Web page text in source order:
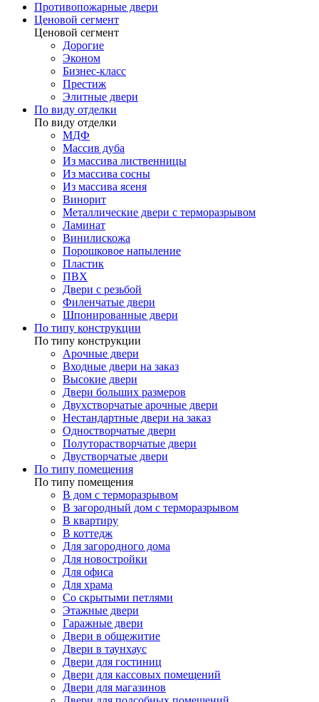
Противопожарные двери
Ценовой сегмент
Ценовой сегмент
Дорогие
Эконом
Бизнес-класс
Престиж
Элитные двери
По виду отделки
По виду отделки
МДФ
Массив дуба
Из массива лиственницы
Из массива сосны
Из массива ясеня
Винорит
Металлические двери с терморазрывом
Ламинат
Винилискожа
Порошковое напыление
Пластик
ПВХ
Двери с резьбой
Филенчатые двери
Шпонированные двери
По типу конструкции
По типу конструкции
Арочные двери
Входные двери на заказ
Высокие двери
Двери больших размеров
Двухстворчатые арочные двери
Нестандартные двери на заказ
Одностворчатые двери
Полуторастворчатые двери
Двустворчатые двери
По типу помещения
По типу помещения
В дом с терморазрывом
В загородный дом с терморазрывом
В квартиру
В коттедж
Для загородного дома
Для новостройки
Для офиса
Для храма
Со скрытыми петлями
Этажные двери
Гаражные двери
Двери в общежитие
Двери в таунхаус
Двери для гостиниц
Двери для кассовых помещений
Двери для магазинов